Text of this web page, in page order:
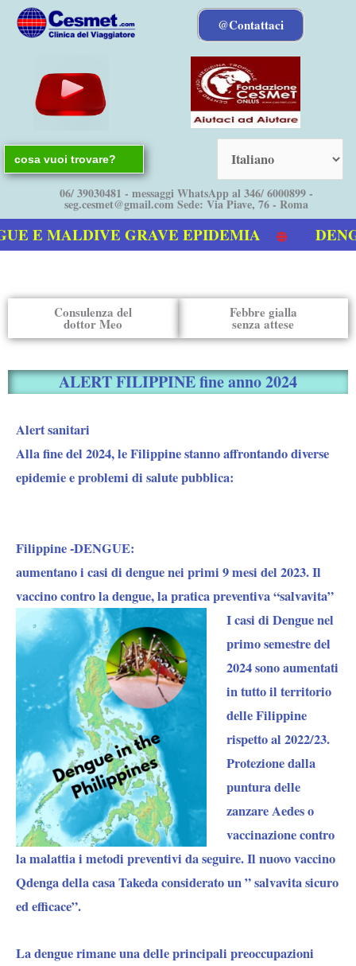
@Contattaci
Search
for:
06/ 39030481 - messaggi WhatsApp al 346/ 6000899 -
seg.cesmet@gmail.com Sede: Via Piave, 76 - Roma
E MALDIVE GRAVE EPIDEMIA
Consulenza del
dottor Meo
Febbre gialla
senza attese
ALERT FILIPPINE fine anno 2024
Alert sanitari
Alla fine del 2024, le Filippine stanno affrontando diverse
epidemie e problemi di salute pubblica:
Filippine -DENGUE:
aumentano i casi di dengue nei primi 9 mesi del 2023. Il
vaccino contro la dengue, la pratica preventiva “salvavita”
Icasi di Dengue nel
primo semestre del
2024 sono aumentati
in tutto il territorio
delle Filippine
rispetto al 2022/23.
Protezione dalla
puntura delle
zanzare Aedes o
vaccinazione contro
la malattia i metodi preventivi da seguire. Il nuovo vaccino
Qdenga della casa Takeda considerato un ” salvavita sicuro
ed efficace”.
La dengue rimane una delle principali preoccupazioni